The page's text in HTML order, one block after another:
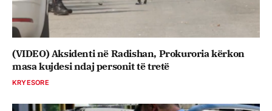
(VIDEO) Aksidenti në Radishan, Prokuroria kërkon
masa kujdesi ndaj personit të tretë
KRYESORE